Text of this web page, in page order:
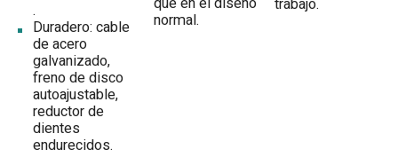
.
Duradero: cable
de acero
galvanizado,
freno de disco
autoajustable,
reductor de
dientes
endurecidos.
normal.
trabajo.